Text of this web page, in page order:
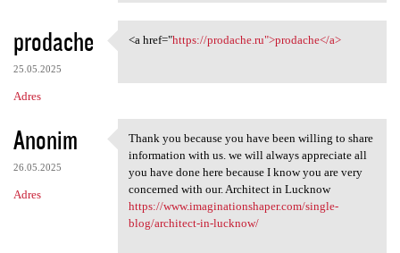
prodache
25.05.2025
Adres
<a href="https://prodache.ru"
<a href="https://prodache.ru">prodache</a>
Anonim
26.05.2025
Adres
Thank you because you have
Thank you because you have been willing to share
information with us. we will always appreciate all
you have done here because I know you are very
concerned with our. Architect in Lucknow
https://www.imaginationshaper.com/single-
blog/architect-in-lucknow/